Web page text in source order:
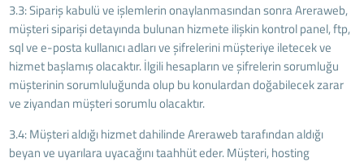
3.3: Sipariş kabulü ve işlemlerin onaylanmasından sonra Areraweb,
müşteri siparişi detayında bulunan hizmete ilişkin kontrol panel, ftp,
sql ve e-posta kullanıcı adları ve şifrelerini müşteriye iletecek ve
hizmet başlamış olacaktır. İlgili hesapların ve şifrelerin sorumluğu
müşterinin sorumluluğunda olup bu konulardan doğabilecek zarar
ve ziyandan müşteri sorumlu olacaktır.
3.4: Müşteri aldığı hizmet dahilinde Areraweb tarafından aldığı
beyan ve uyarılara uyacağını taahhüt eder. Müşteri, hosting